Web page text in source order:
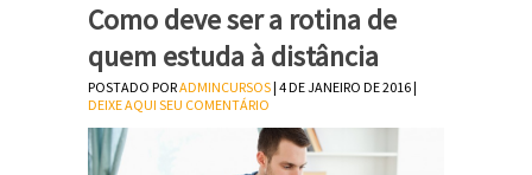
Como deve ser a rotina de
quem estuda à distância
POSTADO PORADMINCURSOS| 4 DE JANEIRO DE 2016 |
DEIXE AQUI SEU COMENTÁRIO